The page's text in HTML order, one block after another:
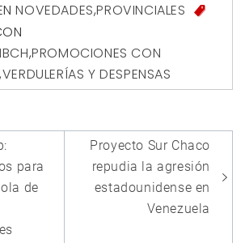
NOVEDADES,PROVINCIALES
,PROMOCIONES CON
,VERDULERÍAS Y DESPENSAS
para
de
Proyecto Sur Chaco
repudia la agresión
estadounidense en
Venezuela